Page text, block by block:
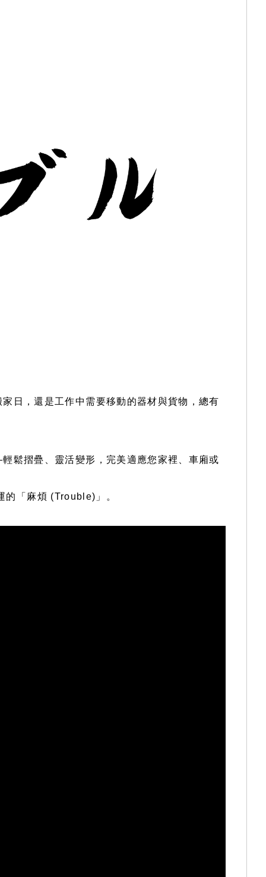
日，還是工作中需要移動的器材與貨物，總有
鬆摺疊、靈活變形，完美適應您家裡、車廂或
的「麻煩 (Trouble)」。